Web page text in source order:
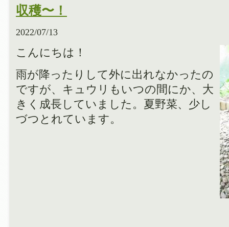
収穫〜！
2022/07/13
こんにちは！
雨が降ったりして外に出れなかったの
ですが、キュウリもいつの間にか、大
きく成長していました。夏野菜、少し
づつとれています。